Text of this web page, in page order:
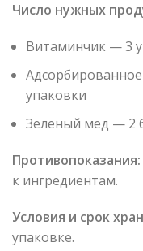
Число нужных
Витаминчик — 3
упаковки
Зеленый мед — 2
Противопоказания:
к ингредиентам.
Условия и срок
упаковке.